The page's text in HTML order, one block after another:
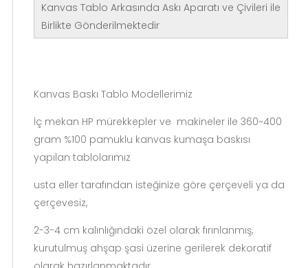
Kanvas Tablo Arkasında Askı Aparatı ve Çivileri ile
Birlikte Gönderilmektedir
Kanvas Baskı Tablo Modellerimiz
İç mekan HP mürekkepler ve makineler ile 360~400
gram %100 pamuklu kanvas kumaşa baskısı
yapılan tablolarımız
usta eller tarafından isteğinize göre çerçeveli ya da
çerçevesiz,
2-3-4 cm kalınlığındaki özel olarak fırınlanmış,
kurutulmuş ahşap şasi üzerine gerilerek dekoratif